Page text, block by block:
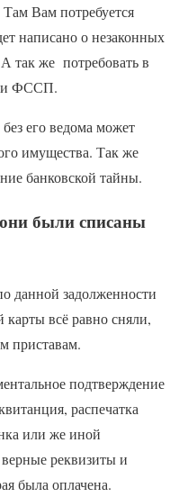
Там Вам потребуется
написано о незаконных
так же потребовать в
и ФССП.
его ведома может
имущества. Так же
банковской тайны.
были списаны
данной задолженности
всё равно сняли,
приставам.
подтверждение
распечатка
или же иной
реквизиты и
была оплачена.